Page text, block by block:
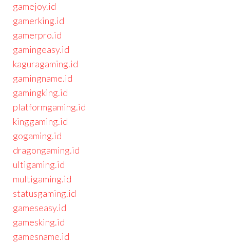
gamejoy.id
gamerking.id
gamerpro.id
gamingeasy.id
kaguragaming.id
gamingname.id
gamingking.id
platformgaming.id
kinggaming.id
gogaming.id
dragongaming.id
ultigaming.id
multigaming.id
statusgaming.id
gameseasy.id
gamesking.id
gamesname.id